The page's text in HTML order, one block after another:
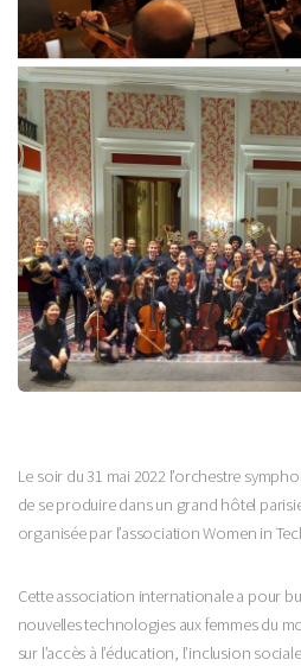
Le soir du 31 mai 2022 l’orchestre
de se produire dans un grand hôtel
organisée par l’association Women in
Cette association internationale a pour
nouvelles technologies aux femmes du
sur l’accès à l’éducation, l’inclusion